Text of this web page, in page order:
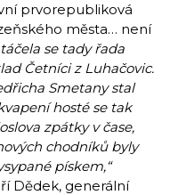
prvorepubliková
města… není
se tady řada
Četníci z Luhačovic.
Smetany stal
hosté se tak
zpátky v čase,
chodníků byly
pískem,“
Dědek, generální